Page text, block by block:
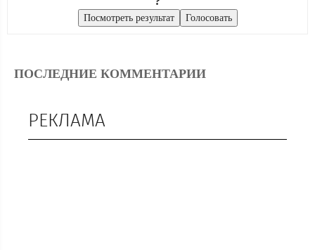
ПОСЛЕДНИЕ КОММЕНТАРИИ
РЕКЛАМА